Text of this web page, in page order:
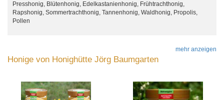
Presshonig, Blütenhonig, Edelkastanienhonig, Frühtrachthonig,
Rapshonig, Sommertrachthonig, Tannenhonig, Waldhonig, Propolis,
Pollen
mehr anzeigen
Honige von Honighütte Jörg Baumgarten